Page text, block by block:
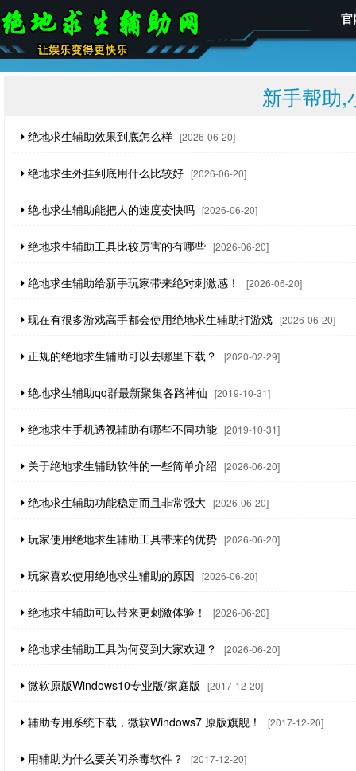
官
新手帮助,
绝地求生辅助效果到底怎么样 [2026-06-20]
绝地求生外挂到底用什么比较好 [2026-06-20]
绝地求生辅助能把人的速度变快吗 [2026-06-20]
绝地求生辅助工具比较厉害的有哪些 [2026-06-20]
绝地求生辅助给新手玩家带来绝对刺激感！ [2026-06-20]
现在有很多游戏高手都会使用绝地求生辅助打游戏 [2026-06-20]
正规的绝地求生辅助可以去哪里下载？ [2020-02-29]
绝地求生辅助qq群最新聚集各路神仙 [2019-10-31]
绝地求生手机透视辅助有哪些不同功能 [2019-10-31]
关于绝地求生辅助软件的一些简单介绍 [2026-06-20]
绝地求生辅助功能稳定而且非常强大 [2026-06-20]
玩家使用绝地求生辅助工具带来的优势 [2026-06-20]
玩家喜欢使用绝地求生辅助的原因 [2026-06-20]
绝地求生辅助可以带来更刺激体验！ [2026-06-20]
绝地求生辅助工具为何受到大家欢迎？ [2026-06-20]
微软原版Windows10专业版/家庭版 [2017-12-20]
辅助专用系统下载，微软Windows7 原版旗舰！ [2017-12-20]
用辅助为什么要关闭杀毒软件？ [2017-12-20]